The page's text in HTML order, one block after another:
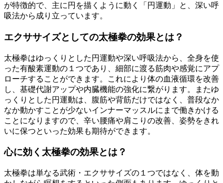
が特徴的で、主に円を描くように動く「円運動」と、深い呼
吸法から成り立っています。
エクササイズとしての太極拳の効果とは？
太極拳はゆっくりとした円運動や深い呼吸法から、全身を使
った有酸素運動の１つであり、細部に渡る筋肉や感覚にアプ
ローチすることができます。これにより体の血液循環を改善
し、基礎代謝アップや内臓機能の強化に繋がります。またゆ
っくりとした円運動は、腹筋や背筋だけではなく、普段なか
なか動かすことが少ないインナーマッスルにまで働きかける
ことになりますので、辛い腰痛や肩こりの改善、姿勢をきれ
いに保つといった効果も期待ができます。
心に効く太極拳の効果とは？
太極拳は単なる武術・エクササイズの１つではなく、体を動